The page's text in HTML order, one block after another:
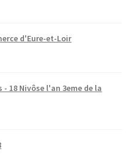
d'Eure-et-Loir
18 Nivôse l'an 3eme de la